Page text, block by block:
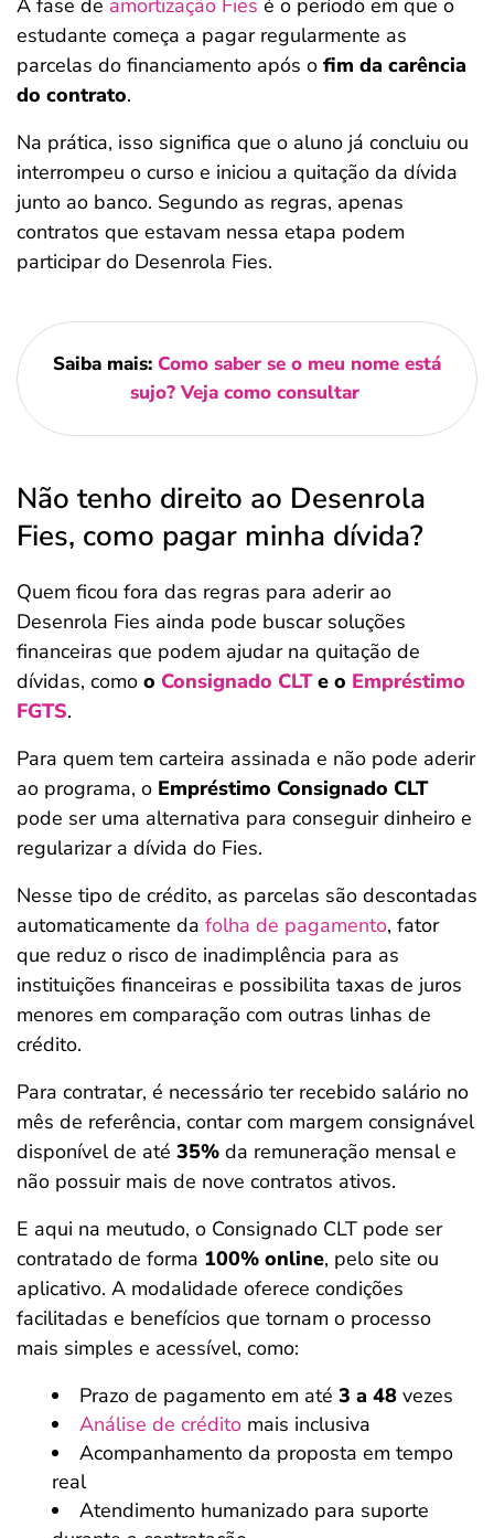
A fase de amortização Fies é o período em que o
estudante começa a pagar regularmente as
parcelas do financiamento após o fim da carência
do contrato.
Na prática, isso significa que o aluno já concluiu ou
interrompeu o curso e iniciou a quitação da dívida
junto ao banco. Segundo as regras, apenas
contratos que estavam nessa etapa podem
participar do Desenrola Fies.
Saiba mais: Como saber se o meu nome está
sujo? Veja como consultar
Não tenho direito ao Desenrola
Fies, como pagar minha dívida?
Quem ficou fora das regras para aderir ao
Desenrola Fies ainda pode buscar soluções
financeiras que podem ajudar na quitação de
dívidas, como o Consignado CLTe o Empréstimo
FGTS.
Para quem tem carteira assinada e não pode aderir
ao programa, o Empréstimo Consignado CLT
pode ser uma alternativa para conseguir dinheiro e
regularizar a dívida do Fies.
Nesse tipo de crédito, as parcelas são descontadas
automaticamente da folha de pagamento, fator
que reduz o risco de inadimplência para as
instituições financeiras e possibilita taxas de juros
menores em comparação com outras linhas de
crédito.
Para contratar, é necessário ter recebido salário no
mês de referência, contar com margem consignável
disponível de até 35% da remuneração mensal e
não possuir mais de nove contratos ativos.
E aqui na meutudo, o Consignado CLT pode ser
contratado de forma 100% online, pelo site ou
aplicativo. A modalidade oferece condições
facilitadas e benefícios que tornam o processo
mais simples e acessível, como:
Prazo de pagamento em até 3 a 48 vezes
Análise de crédito mais inclusiva
Acompanhamento da proposta em tempo
real
Atendimento humanizado para suporte